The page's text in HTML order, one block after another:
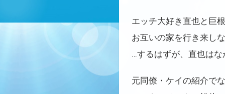
エッチ大好き直也と巨
お互いの家を行き来し
…するはずが、直也は
元同僚・ケイの紹介で